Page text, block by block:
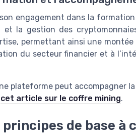
engagement dans la
et la gestion des
permettant ainsi une
du secteur financier et à
plateforme peut accompagner
cet article sur le coffre mining.
de base à